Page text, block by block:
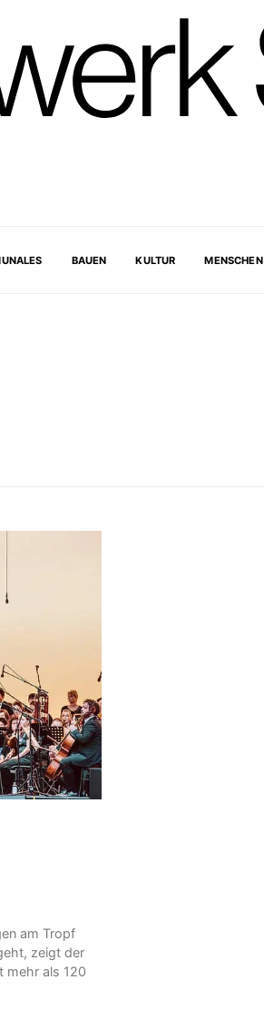
BAUEN KULTUR MENSCHEN
am Tropf
zeigt der
mehr als 120